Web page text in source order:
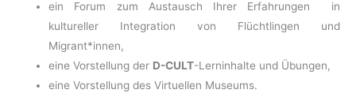
ein Forum zum Austausch Ihrer Erfahrungen in
kultureller Integration von Flüchtlingen und
Migrant*innen,
eine Vorstellung der D-CULT-Lerninhalte und Übungen,
eine Vorstellung des Virtuellen Museums.